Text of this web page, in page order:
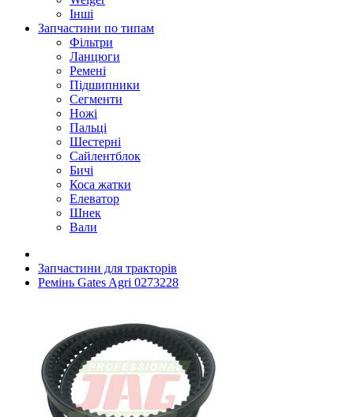
Інші
Запчастини по типам
Фільтри
Ланцюги
Ремені
Підшипники
Сегменти
Ножі
Пальці
Шестерні
Сайлентблок
Бичі
Коса жатки
Елеватор
Шнек
Вали
Запчастини для тракторів
Ремінь Gates Agri 0273228